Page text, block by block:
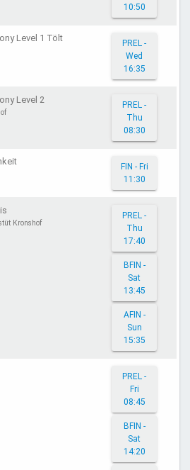
10:50
Level 1 Tölt
PREL -
Wed
16:35
Level 2
PREL -
Thu
08:30
FIN - Fri
11:30
Kronshof
PREL -
Thu
17:40
BFIN -
Sat
13:45
AFIN -
Sun
15:35
PREL -
Fri
08:45
BFIN -
Sat
14:20